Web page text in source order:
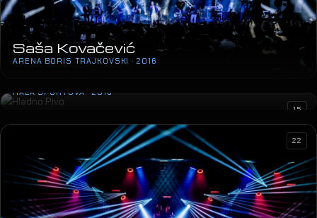
Saša Kovačević
ARENA BORIS TRAJKOVSKI · 2016
HALA SPORTOVA · 2016
15
22